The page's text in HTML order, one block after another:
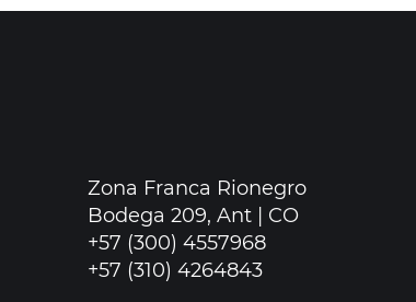
Zona Franca Rionegro
Bodega 209, Ant | CO
+57 (300) 4557968
+57 (310) 4264843